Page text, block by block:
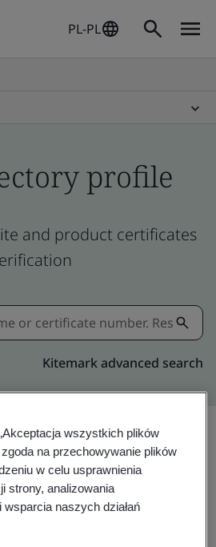
PL-PL
profile
and product certificates
Kitemark advanced search
Rozszerzenie
Pvt. Ltd.
wszystkich plików
na przechowywanie plików
w celu usprawnienia
strony, analizowania
naszych działań